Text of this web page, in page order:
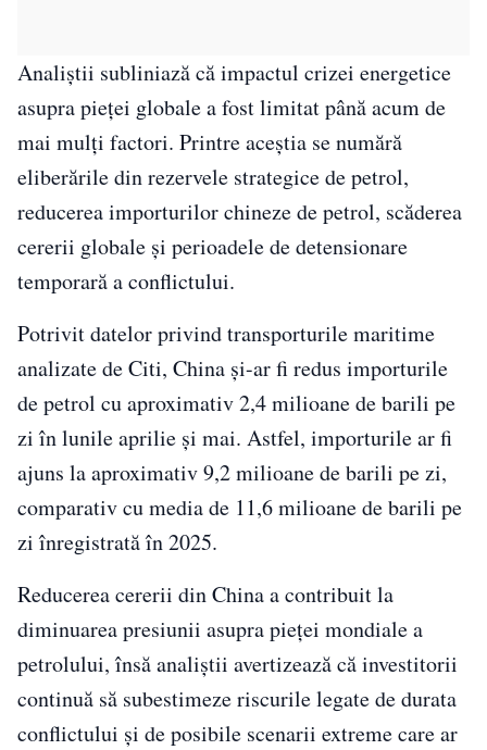
Analiştii subliniază că impactul crizei energetice
asupra pieţei globale a fost limitat până acum de
mai mulţi factori. Printre aceştia se numără
eliberările din rezervele strategice de petrol,
reducerea importurilor chineze de petrol, scăderea
cererii globale şi perioadele de detensionare
temporară a conflictului.
Potrivit datelor privind transporturile maritime
analizate de Citi, China şi-ar fi redus importurile
de petrol cu aproximativ 2,4 milioane de barili pe
zi în lunile aprilie şi mai. Astfel, importurile ar fi
ajuns la aproximativ 9,2 milioane de barili pe zi,
comparativ cu media de 11,6 milioane de barili pe
zi înregistrată în 2025.
Reducerea cererii din China a contribuit la
diminuarea presiunii asupra pieţei mondiale a
petrolului, însă analiştii avertizează că investitorii
continuă să subestimeze riscurile legate de durata
conflictului şi de posibile scenarii extreme care ar